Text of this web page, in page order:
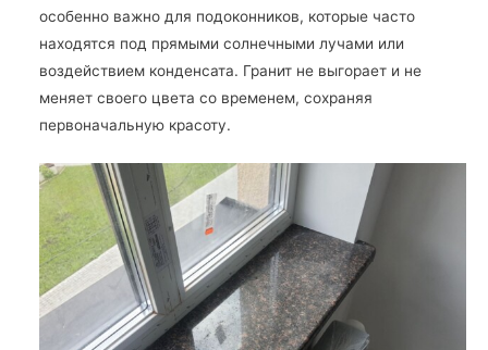
особенно важно для подоконников, которые часто
находятся под прямыми солнечными лучами или
воздействием конденсата. Гранит не выгорает и не
меняет своего цвета со временем, сохраняя
первоначальную красоту.